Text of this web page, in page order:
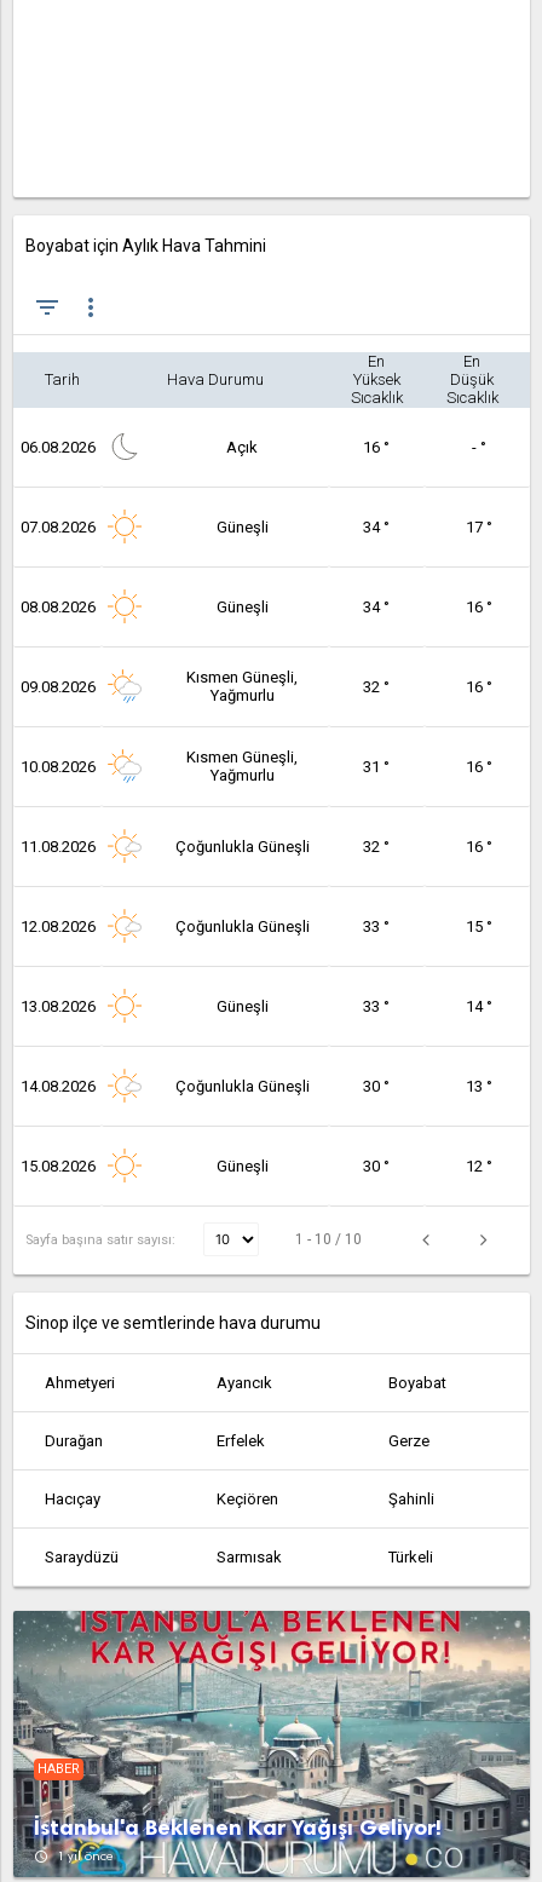
Boyabat için Aylık Hava Tahmini
filter_list more_vert
Tarih Hava Durumu
En
Yüksek
Sıcaklık
En
Düşük
Sıcaklık
06.08.2026 Açık 16 ° - °
07.08.2026 Güneşli 34 ° 17 °
08.08.2026 Güneşli 34 ° 16 °
09.08.2026
Kısmen Güneşli,
Yağmurlu
32 ° 16 °
10.08.2026
Kısmen Güneşli,
Yağmurlu
31 ° 16 °
11.08.2026 Çoğunlukla Güneşli 32 ° 16 °
12.08.2026 Çoğunlukla Güneşli 33 ° 15 °
13.08.2026 Güneşli 33 ° 14 °
14.08.2026 Çoğunlukla Güneşli 30 ° 13 °
15.08.2026 Güneşli 30 ° 12 °
Sayfa başına satır sayısı: 1 - 10 / 10
Sinop ilçe ve semtlerinde hava durumu
Ahmetyeri Ayancık Boyabat
Durağan Erfelek Gerze
Hacıçay Keçiören Şahinli
Saraydüzü Sarmısak Türkeli
Tutuzlupınar Yaykın Yazıköy
HABER
İstanbul'a Beklenen Kar Yağışı Geliyor!
access_time 1 yıl önce